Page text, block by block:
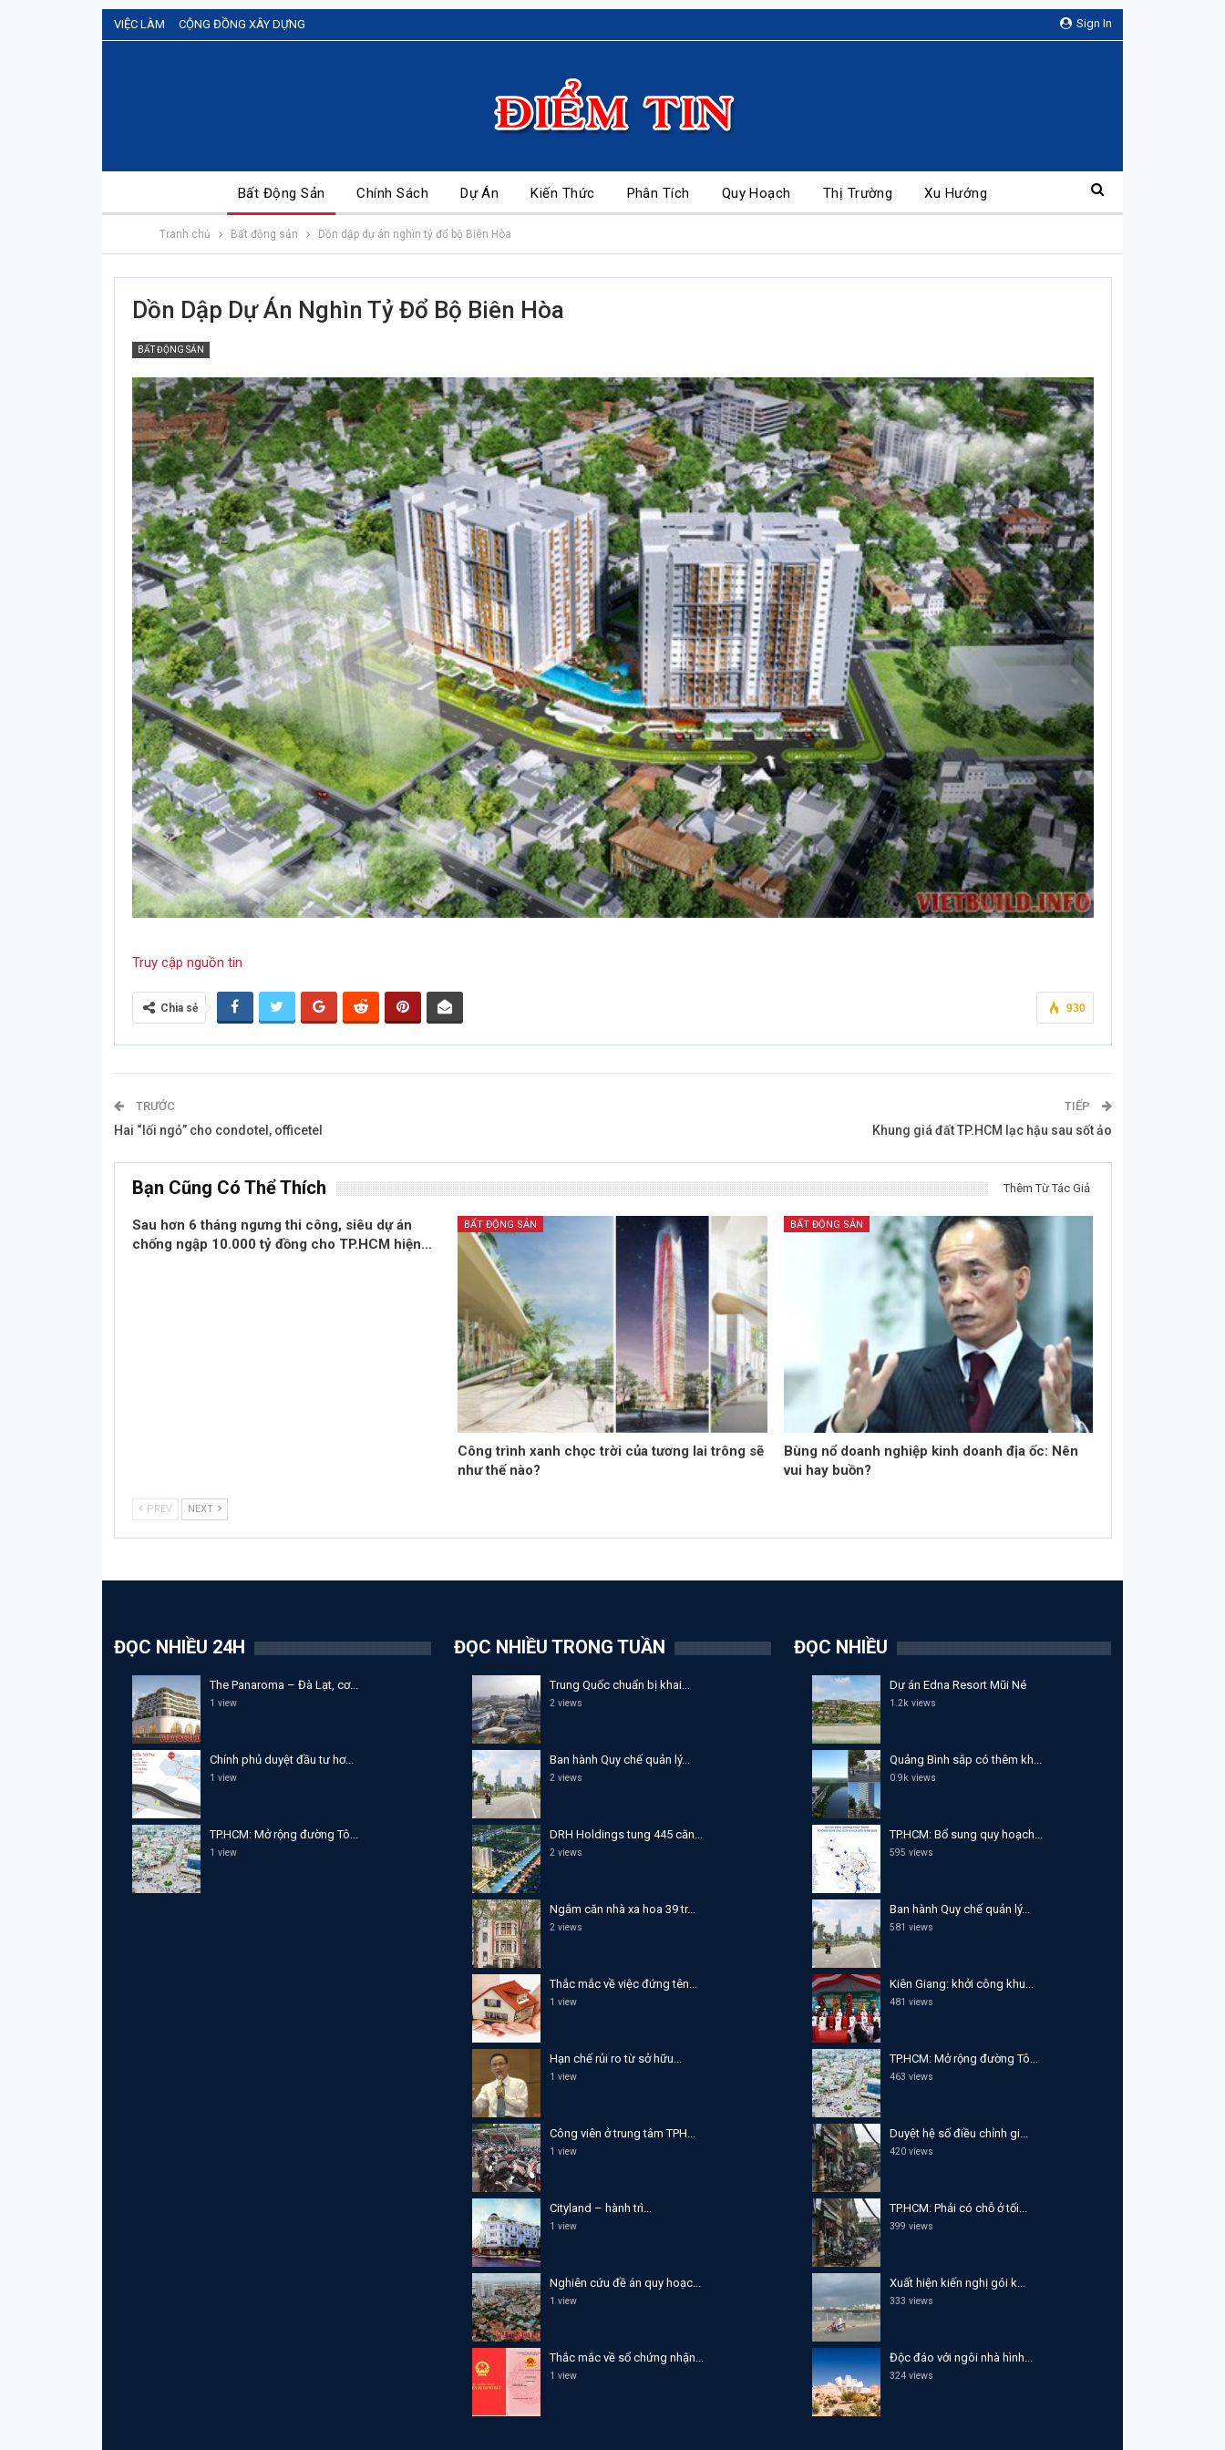
Sign In
VIỆC LÀM CỘNG ĐỒNG XÂY DỰNG
Bất Động Sản Chính Sách Dự Án Kiến Thức Phân Tích Quy Hoạch Thị Trường Xu Hướng
Tranh chủ Bất động sản Dồn dập dự án nghìn tỷ đổ bộ Biên Hòa
Dồn Dập Dự Án Nghìn Tỷ Đổ Bộ Biên Hòa
BẤT ĐỘNG SẢN
Truy cập nguồn tin
930
Chia sẻ
TRƯỚC
Hai “lối ngỏ” cho condotel, officetel
TIẾP
Khung giá đất TP.HCM lạc hậu sau sốt ảo
Bạn Cũng Có Thể Thích Thêm Từ Tác Giả
Sau hơn 6 tháng ngưng thi công, siêu dự án
chống ngập 10.000 tỷ đồng cho TP.HCM hiện…
BẤT ĐỘNG SẢN
Công trình xanh chọc trời của tương lai trông sẽ
như thế nào?
BẤT ĐỘNG SẢN
Bùng nổ doanh nghiệp kinh doanh địa ốc: Nên
vui hay buồn?
PREV NEXT
ĐỌC NHIỀU 24H
The Panaroma – Đà Lạt, cơ...
1 view
Chính phủ duyệt đầu tư hơ...
1 view
TP.HCM: Mở rộng đường Tô...
1 view
ĐỌC NHIỀU TRONG TUẦN
Trung Quốc chuẩn bị khai...
2 views
Ban hành Quy chế quản lý...
2 views
DRH Holdings tung 445 căn...
2 views
Ngắm căn nhà xa hoa 39 tr...
2 views
Thắc mắc về việc đứng tên...
1 view
Hạn chế rủi ro từ sở hữu...
1 view
Công viên ở trung tâm TPH...
1 view
Cityland – hành trì...
1 view
Nghiên cứu đề án quy hoạc...
1 view
Thắc mắc về sổ chứng nhận...
1 view
ĐỌC NHIỀU
Dự án Edna Resort Mũi Né
1.2k views
Quảng Bình sắp có thêm kh...
0.9k views
TP.HCM: Bổ sung quy hoạch...
595 views
Ban hành Quy chế quản lý...
581 views
Kiên Giang: khởi công khu...
481 views
TP.HCM: Mở rộng đường Tô...
463 views
Duyệt hệ số điều chỉnh gi...
420 views
TP.HCM: Phải có chỗ ở tối...
399 views
Xuất hiện kiến nghị gói k...
333 views
Độc đáo với ngôi nhà hình...
324 views